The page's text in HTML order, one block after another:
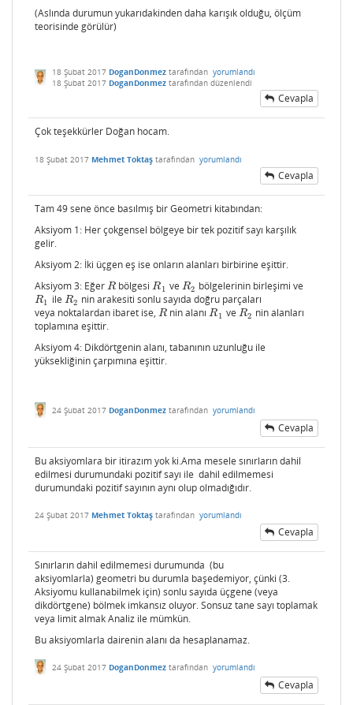
(Aslında durumun yukarıdakinden daha karışık olduğu, ölçüm
teorisinde görülür)
18 Şubat 2017 DoganDonmez tarafından yorumlandı
18 Şubat 2017 DoganDonmez tarafından düzenlendi
Cevapla
Çok teşekkürler Doğan hocam.
18 Şubat 2017 Mehmet Toktaş tarafından yorumlandı
Cevapla
Tam 49 sene önce basılmış bir Geometri kitabından:
Aksiyom 1: Her çokgensel bölgeye bir tek pozitif sayı karşılık
gelir.
Aksiyom 2: İki üçgen eş ise onların alanları birbirine eşittir.
Aksiyom 3: Eğer R
R bölgesiR1
R1 ve R2
R2 bölgelerinin birleşimi ve
R1
R1 ile R2
R2 nin arakesiti sonlu sayıda doğru parçaları
veya noktalardan ibaret ise, R
R nin alanıR1
R1 ve R2
R2 nin alanları
toplamına eşittir.
Aksiyom 4: Dikdörtgenin alanı, tabanının uzunluğu ile
yüksekliğinin çarpımına eşittir.
24 Şubat 2017 DoganDonmez tarafından yorumlandı
Cevapla
Bu aksiyomlara bir itirazım yok ki.Ama mesele sınırların dahil
edilmesi durumundaki pozitif sayı ile dahil edilmemesi
durumundaki pozitif sayının aynı olup olmadığıdır.
24 Şubat 2017 Mehmet Toktaş tarafından yorumlandı
Cevapla
Sınırların dahil edilmemesi durumunda (bu
aksiyomlarla) geometri bu durumla başedemiyor, çünki (3.
Aksiyomu kullanabilmek için) sonlu sayıda üçgene (veya
dikdörtgene) bölmek imkansız oluyor. Sonsuz tane sayı toplamak
veya limit almak Analiz ile mümkün.
Bu aksiyomlarla dairenin alanı da hesaplanamaz.
24 Şubat 2017 DoganDonmez tarafından yorumlandı
Cevapla